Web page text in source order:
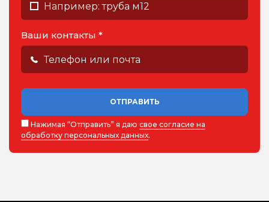
Ваши контакты *
ОТПРАВИТЬ
Нажимая “Отправить” я даю свое согласие на
обработку персональных данных.